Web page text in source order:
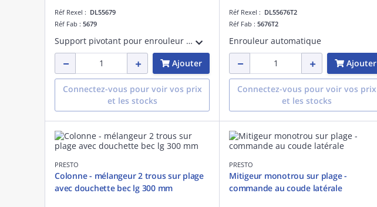
Réf Rexel : DL55679
Réf Fab : 5679
Support pivotant pour enrouleur automatique
Ajouter
Connectez-vous pour voir vos prix
et les stocks
Réf Rexel : DL55676T2
Réf Fab : 5676T2
Enrouleur automatique
Ajouter
Connectez-vous pour voir vos prix
et les stocks
PRESTO
Colonne - mélangeur 2 trous sur plage
avec douchette bec lg 300 mm
PRESTO
Mitigeur monotrou sur plage -
commande au coude latérale